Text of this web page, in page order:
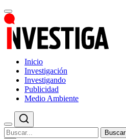
Inicio
Investigación
Investigando
Publicidad
Medio Ambiente
Buscar